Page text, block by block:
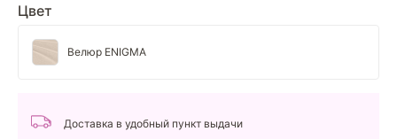
Цвет
Велюр ENIGMA
Доставка в удобный пункт выдачи